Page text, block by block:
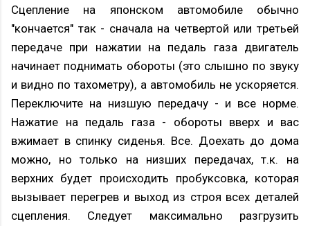
Сцепление на японском автомобиле обычно
"кончается" так - сначала на четвертой или третьей
передаче при нажатии на педаль газа двигатель
начинает поднимать обороты (это слышно по звуку
и видно по тахометру), а автомобиль не ускоряется.
Переключите на низшую передачу - и все норме.
Нажатие на педаль газа - обороты вверх и вас
вжимает в спинку сиденья. Все. Доехать до дома
можно, но только на низших передачах, т.к. на
верхних будет происходить пробуксовка, которая
вызывает перегрев и выход из строя всех деталей
сцепления. Следует максимально разгрузить